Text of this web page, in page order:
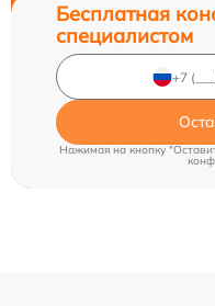
Бесплатная
специалистом
Нажимая на кнопку